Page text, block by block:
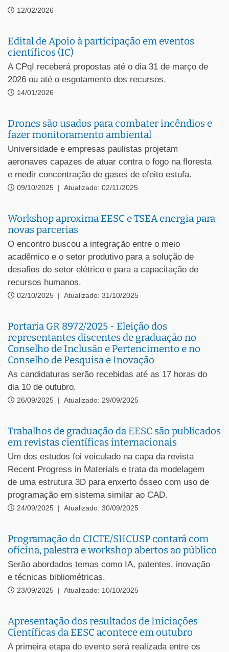
12/02/2026
Edital de Apoio à participação em eventos
científicos (IC)
A CPqI receberá propostas até o dia 31 de março de
2026 ou até o esgotamento dos recursos.
14/01/2026
Drones são usados para combater incêndios e
fazer monitoramento ambiental
Universidade e empresas paulistas projetam
aeronaves capazes de atuar contra o fogo na floresta
e medir concentração de gases de efeito estufa.
09/10/2025 Atualizado: 02/11/2025
Workshop aproxima EESC e TSEA energia para
novas parcerias
O encontro buscou a integração entre o meio
acadêmico e o setor produtivo para a solução de
desafios do setor elétrico e para a capacitação de
recursos humanos.
02/10/2025 Atualizado: 31/10/2025
Portaria GR 8972/2025 - Eleição dos
representantes discentes de graduação no
Conselho de Inclusão e Pertencimento e no
Conselho de Pesquisa e Inovação
As candidaturas serão recebidas até as 17 horas do
dia 10 de outubro.
26/09/2025 Atualizado: 29/09/2025
Trabalhos de graduação da EESC são publicados
em revistas científicas internacionais
Um dos estudos foi veiculado na capa da revista
Recent Progress in Materials e trata da modelagem
de uma estrutura 3D para enxerto ósseo com uso de
programação em sistema similar ao CAD.
24/09/2025 Atualizado: 30/09/2025
Programação do CICTE/SIICUSP contará com
oficina, palestra e workshop abertos ao público
Serão abordados temas como IA, patentes, inovação
e técnicas bibliométricas.
23/09/2025 Atualizado: 10/10/2025
Apresentação dos resultados de Iniciações
Científicas da EESC acontece em outubro
A primeira etapa do evento será realizada entre os